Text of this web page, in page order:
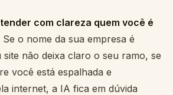
com clareza quem você é
Se o nome da sua empresa é
não deixa claro o seu ramo, se
você está espalhada e
internet, a IA fica em dúvida